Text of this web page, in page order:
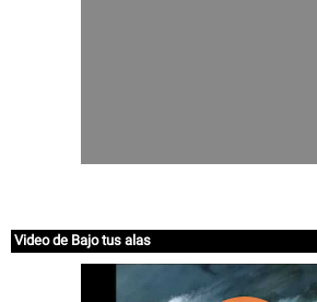
Video de Bajo tus alas